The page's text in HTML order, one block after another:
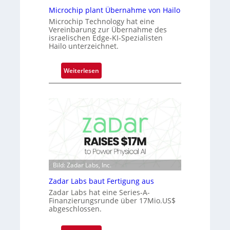
a
c
t
s
S
e
r
i
-
B
-
R
u
n
d
e
ü
b
e
r
m
a
r
k
V
i
o
n
Microchip plant Übernahme von Hailo
Microchip Technology hat eine
Vereinbarung zur Übernahme des
israelischen Edge-KI-Spezialisten
Hailo unterzeichnet.
Weiterlesen:
M
o
c
h
i
p
p
l
a
n
Bild: Zadar Labs, Inc.
Zadar Labs baut Fertigung aus
Zadar Labs hat eine Series-A-
Finanzierungsrunde über 17Mio.US$
abgeschlossen.